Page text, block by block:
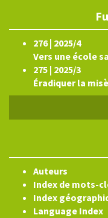
276 | 2025/4
Vers une école
275 | 2025/3
Éradiquer la
Auteurs
Index de mots-
Index
Language Index